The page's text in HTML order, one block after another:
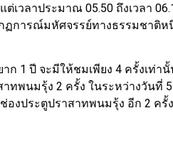
เวลาประมาณ 05.50 ถึงเวลา
ฏการณ์มหัศจรรย์ทางธรรมชาติห
1 ปี จะมีให้ชมเพียง 4 ครั้งเท่า
ทพนมรุ้ง 2 ครั้ง ในระหว่างวันที่
องประตูปราสาทพนมรุ้ง อีก 2 ครั้ง